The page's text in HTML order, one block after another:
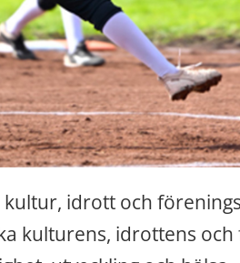
idrott och
kulturens, idrottens och